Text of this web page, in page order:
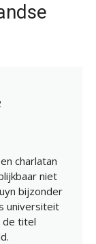
charlatan
niet
bijzonder
universiteit
de titel